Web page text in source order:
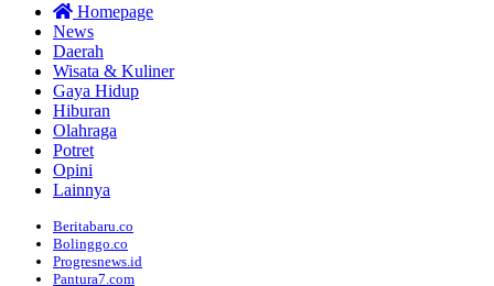
Homepage
News
Daerah
Wisata & Kuliner
Gaya Hidup
Hiburan
Olahraga
Potret
Opini
Lainnya
Beritabaru.co
Bolinggo.co
Progresnews.id
Pantura7.com